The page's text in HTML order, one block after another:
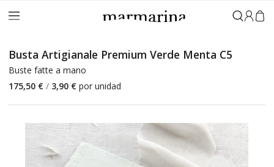
Accedi
Busta Artigianale Premium Verde Menta C5
Buste fatte a mano
175,50 € / 3,90 € por unidad